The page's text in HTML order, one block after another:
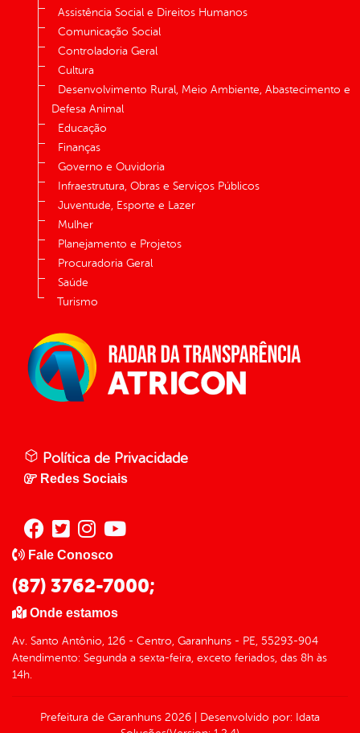
Assistência Social e Direitos Humanos
Comunicação Social
Controladoria Geral
Cultura
Desenvolvimento Rural, Meio Ambiente, Abastecimento e
Defesa Animal
Educação
Finanças
Governo e Ouvidoria
Infraestrutura, Obras e Serviços Públicos
Juventude, Esporte e Lazer
Mulher
Planejamento e Projetos
Procuradoria Geral
Saúde
Turismo
Política de Privacidade
Redes Sociais
Fale Conosco
(87) 3762-7000;
Onde estamos
Av. Santo Antônio, 126 - Centro, Garanhuns - PE, 55293-904
Atendimento: Segunda a sexta-feira, exceto feriados, das 8h às
14h.
Prefeitura de Garanhuns 2026 Desenvolvido por: Idata